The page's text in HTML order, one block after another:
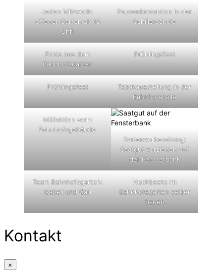
Jeden Miitwoch:
offener Garten ab 13
Uhr!
Pausenbrotaktion in der
Schillerschule
Ernte aus dem
Bahnhofsgarten
Frühlingsfest
Frühlingsfest
Tabakausstellung in der
Bahnhofshalle
Müllaktion vorm
Bahnhofsgebäude
Gartenvorbereitung:
Saatgut vorziehen auf
der Fensterbank
Team Bahnhofsgarten:
Isabell und Carl
Hochbeete im
Bahnhofsgarten selber
bauen
Kontakt
×